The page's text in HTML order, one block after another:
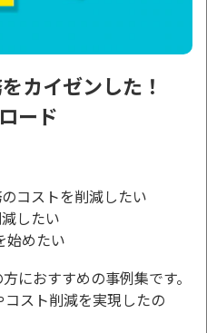
カイゼンした！
ード
コストを削減したい
したい
始めたい
におすすめの事例集です。
スト削減を実現したの